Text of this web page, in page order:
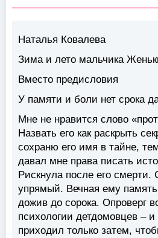
Наталья Ковалева
Зима и лето мальчика
Вместо предисловия
У памяти и боли нет срока
Мне не нравится слово
Назвать его как раскрыть
сохраню его имя в тайне,
давал мне права писать
Рискнула после его
упрямый. Вечная ему
дожив до сорока. Опроверг
психологии детдомовцев –
приходил только затем,